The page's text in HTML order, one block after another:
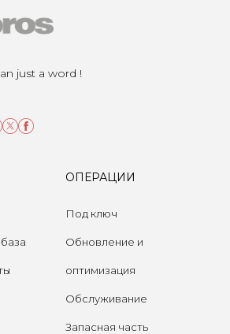
just a word !
ОПЕРАЦИИ
Под ключ
Обновление и
оптимизация
Обслуживание
Запасная часть